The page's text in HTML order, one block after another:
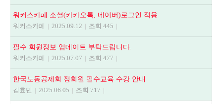
워커스카페 소셜(카카오톡, 네이버)로그인 적용
워커스카페
| 2025.09.12 | 조회 445 |
필수 회원정보 업데이트 부탁드립니다.
워커스카페
| 2025.07.07 | 조회 477 |
한국노동공제회 정회원 필수교육 수강 안내
김효민 | 2025.06.05 | 조회 717 |